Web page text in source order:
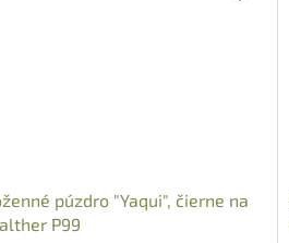
púzdro "Yaqui", čierne na
P99